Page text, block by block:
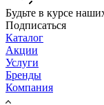
Будьте в курсе
Подписаться
Каталог
Акции
Услуги
Бренды
Компания